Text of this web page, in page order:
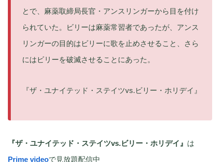
とで、麻薬取締局長官・アンスリンガーから目を付け
られていた。ビリーは麻薬常習者であったが、アンス
リンガーの目的はビリーに歌を止めさせること、さら
にはビリーを破滅させることにあった。
『ザ・ユナイテッド・ステイツvs.ビリー・ホリデイ』
『ザ・ユナイテッド・ステイツvs.ビリー・ホリデイ』 は
Prime videoで見放題配信中